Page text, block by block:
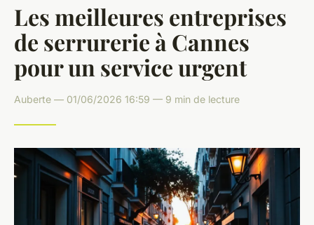
Les meilleures entreprises
de serrurerie à Cannes
pour un service urgent
Auberte — 01/06/2026 16:59 — 9 min de lecture